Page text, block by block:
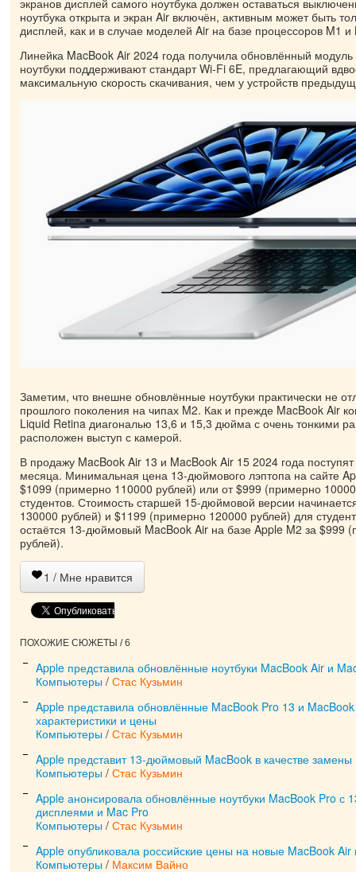
экранов дисплей самого ноутбука должен оставаться
ноутбука открыта и экран Air включён, активным может быть
дисплей, как и в случае моделей Air на базе процессоров M1 и
Линейка MacBook Air 2024 года получила обновлённый
ноутбуки поддерживают стандарт Wi-Fi 6E, предлагающий
максимальную скорость скачивания, чем у устройств
Заметим, что внешне обновлённые ноутбуки практически не
прошлого поколения на чипах M2. Как и прежде MacBook Air
Liquid Retina диагональю 13,6 и 15,3 дюйма с очень тонкими
расположен выступ с камерой.
В продажу MacBook Air 13 и MacBook Air 15 2024 года
месяца. Минимальная цена 13-дюймового лэптопа на сайте
$1099 (примерно 110000 рублей) или от $999 (примерно
студентов. Стоимость старшей 15-дюймовой версии
130000 рублей) и $1199 (примерно 120000 рублей) для
остаётся 13-дюймовый MacBook Air на базе Apple M2 за $999
рублей).
1 / Мне нравится
ПОХОЖИЕ СЮЖЕТЫ / 6
Apple представила обновлённые ноутбуки MacBook Air и
Компьютеры / Стас Кузьмин
Apple представила обновлённые MacBook Pro 13 и
характеристики и цены
Компьютеры / Стас Кузьмин
Apple представит 13-дюймовый MacBook в качестве
Компьютеры / Стас Кузьмин
Apple анонсировала обновлённые ноутбуки MacBook Pro с
дисплеями и Mac Pro
Компьютеры / Стас Кузьмин
Apple опубликовала российские цены на новые MacBook
Компьютеры / Максим Вайно